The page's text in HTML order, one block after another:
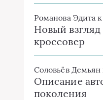
Романова Эдита
Новый
кроссовер
Соловьёв Демьян
Описание
поколения